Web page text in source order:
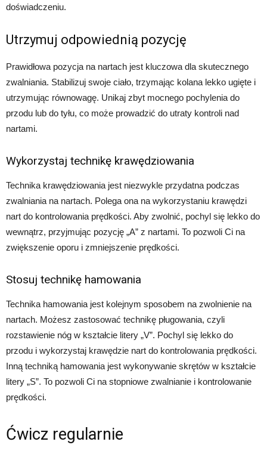
doświadczeniu.
Utrzymuj odpowiednią pozycję
Prawidłowa pozycja na nartach jest kluczowa dla skutecznego
zwalniania. Stabilizuj swoje ciało, trzymając kolana lekko ugięte i
utrzymując równowagę. Unikaj zbyt mocnego pochylenia do
przodu lub do tyłu, co może prowadzić do utraty kontroli nad
nartami.
Wykorzystaj technikę krawędziowania
Technika krawędziowania jest niezwykle przydatna podczas
zwalniania na nartach. Polega ona na wykorzystaniu krawędzi
nart do kontrolowania prędkości. Aby zwolnić, pochyl się lekko do
wewnątrz, przyjmując pozycję „A” z nartami. To pozwoli Ci na
zwiększenie oporu i zmniejszenie prędkości.
Stosuj technikę hamowania
Technika hamowania jest kolejnym sposobem na zwolnienie na
nartach. Możesz zastosować technikę pługowania, czyli
rozstawienie nóg w kształcie litery „V”. Pochyl się lekko do
przodu i wykorzystaj krawędzie nart do kontrolowania prędkości.
Inną techniką hamowania jest wykonywanie skrętów w kształcie
litery „S”. To pozwoli Ci na stopniowe zwalnianie i kontrolowanie
prędkości.
Ćwicz regularnie